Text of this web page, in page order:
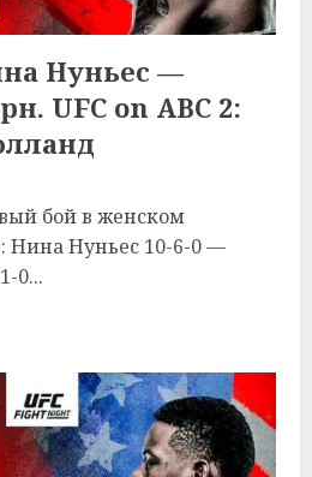
Нуньес —
UFC on ABC 2:
бой в женском
Нина Нуньес 10-6-0 —
0...